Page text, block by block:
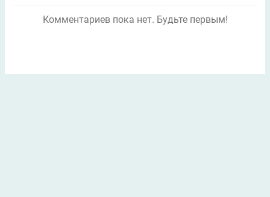
Комментариев пока нет. Будьте первым!